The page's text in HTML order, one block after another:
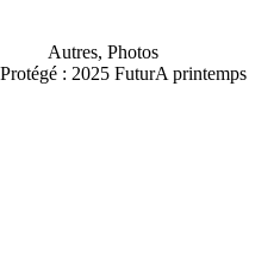
Autres, Photos
Protégé : 2025 FuturA printemps